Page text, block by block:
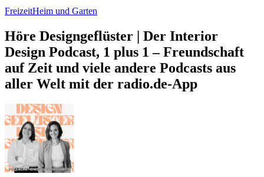
FreizeitHeim und Garten
Höre Designgeflüster | Der Interior
Design Podcast, 1 plus 1 – Freundschaft
auf Zeit und viele andere Podcasts aus
aller Welt mit der radio.de-App